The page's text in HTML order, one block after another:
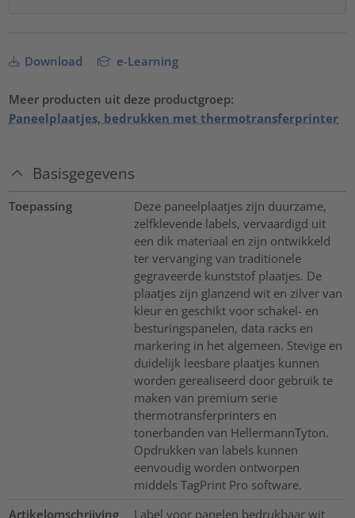
Download e-Learning
Meer producten uit deze productgroep:
Paneelplaatjes, bedrukken met thermotransferprinter
Basisgegevens
Toepassing
Deze paneelplaatjes zijn duurzame,
zelfklevende labels, vervaardigd uit
een dik materiaal en zijn ontwikkeld
ter vervanging van traditionele
gegraveerde kunststof plaatjes. De
plaatjes zijn glanzend wit en zilver van
kleur en geschikt voor schakel- en
besturingspanelen, data racks en
markering in het algemeen. Stevige en
duidelijk leesbare plaatjes kunnen
worden gerealiseerd door gebruik te
maken van premium serie
thermotransferprinters en
tonerbanden van HellermannTyton.
Opdrukken van labels kunnen
eenvoudig worden ontworpen
middels TagPrint Pro software.
Artikelomschrijving
Label voor panelen bedrukbaar wit